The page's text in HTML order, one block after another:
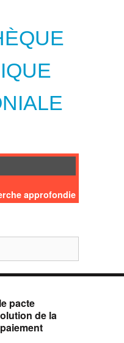
approfondie
pacte
de la